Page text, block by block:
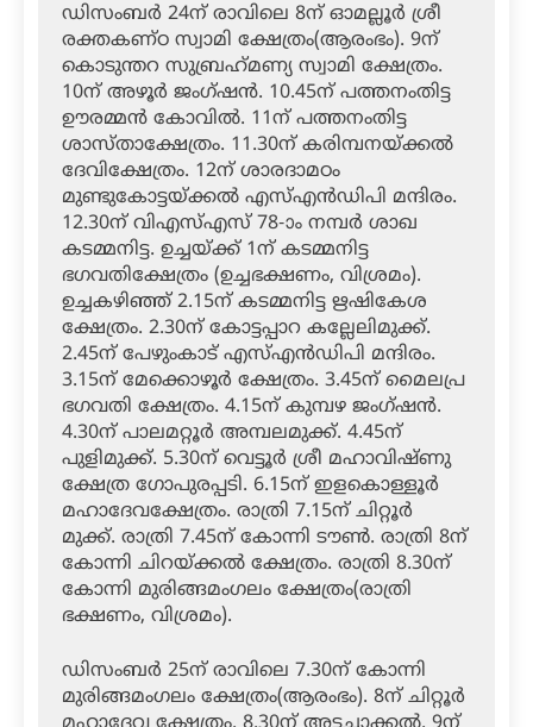
ഡിസംബര്‍ 24ന് രാവിലെ 8ന് ഓമല്ലൂര്‍ ശ്രീ
രക്തകണ്ഠ സ്വാമി ക്ഷേത്രം(ആരംഭം). 9ന്
കൊടുന്തറ സുബ്രഹ്‌മണ്യ സ്വാമി ക്ഷേത്രം.
10ന് അഴൂര്‍ ജംഗ്ഷന്‍. 10.45ന് പത്തനംതിട്ട
ഊരമ്മന്‍ കോവില്‍. 11ന് പത്തനംതിട്ട
ശാസ്താക്ഷേത്രം. 11.30ന് കരിമ്പനയ്ക്കല്‍
ദേവിക്ഷേത്രം. 12ന് ശാരദാമഠം
മുണ്ടുകോട്ടയ്ക്കല്‍ എസ്എന്‍ഡിപി മന്ദിരം.
12.30ന് വിഎസ്എസ് 78-ാം നമ്പര്‍ ശാഖ
കടമ്മനിട്ട. ഉച്ചയ്ക്ക് 1ന് കടമ്മനിട്ട
ഭഗവതിക്ഷേത്രം (ഉച്ചഭക്ഷണം, വിശ്രമം).
ഉച്ചകഴിഞ്ഞ് 2.15ന് കടമ്മനിട്ട ഋഷികേശ
ക്ഷേത്രം. 2.30ന് കോട്ടപ്പാറ കല്ലേലിമുക്ക്.
2.45ന് പേഴുംകാട് എസ്എന്‍ഡിപി മന്ദിരം.
3.15ന് മേക്കൊഴൂര്‍ ക്ഷേത്രം. 3.45ന് മൈലപ്ര
ഭഗവതി ക്ഷേത്രം. 4.15ന് കുമ്പഴ ജംഗ്ഷന്‍.
4.30ന് പാലമറ്റൂര്‍ അമ്പലമുക്ക്. 4.45ന്
പുളിമുക്ക്. 5.30ന് വെട്ടൂര്‍ ശ്രീ മഹാവിഷ്ണു
ക്ഷേത്ര ഗോപുരപ്പടി. 6.15ന് ഇളകൊള്ളൂര്‍
മഹാദേവക്ഷേത്രം. രാത്രി 7.15ന് ചിറ്റൂര്‍
മുക്ക്. രാത്രി 7.45ന് കോന്നി ടൗണ്‍. രാത്രി 8ന്
കോന്നി ചിറയ്ക്കല്‍ ക്ഷേത്രം. രാത്രി 8.30ന്
കോന്നി മുരിങ്ങമംഗലം ക്ഷേത്രം(രാത്രി
ഭക്ഷണം, വിശ്രമം).
ഡിസംബര്‍ 25ന് രാവിലെ 7.30ന് കോന്നി
മുരിങ്ങമംഗലം ക്ഷേത്രം(ആരംഭം). 8ന് ചിറ്റൂര്‍